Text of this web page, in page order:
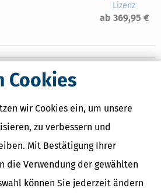
Cookies
wir Cookies ein, um unsere
zu verbessern und
Mit Bestätigung Ihrer
die Verwendung der gewählten
können Sie jederzeit ändern
Lizenz
ab 369,95 €